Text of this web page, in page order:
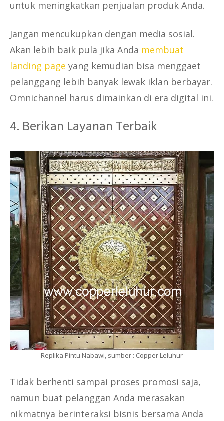
untuk meningkatkan penjualan produk Anda.
Jangan mencukupkan dengan media sosial.
Akan lebih baik pula jika Anda membuat
landing page yang kemudian bisa menggaet
pelanggang lebih banyak lewak iklan berbayar.
Omnichannel harus dimainkan di era digital ini.
4. Berikan Layanan Terbaik
Replika Pintu Nabawi, sumber : Copper Leluhur
Tidak berhenti sampai proses promosi saja,
namun buat pelanggan Anda merasakan
nikmatnya berinteraksi bisnis bersama Anda